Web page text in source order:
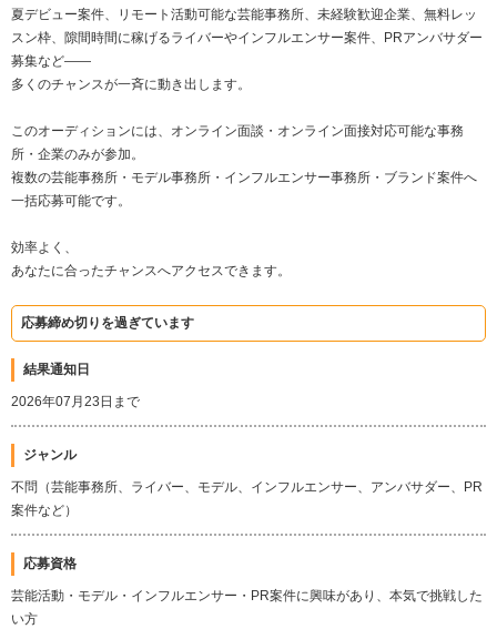
夏デビュー案件、リモート活動可能な芸能事務所、未経験歓迎企業、無料レッ
スン枠、隙間時間に稼げるライバーやインフルエンサー案件、PRアンバサダー
募集など——
多くのチャンスが一斉に動き出します。
このオーディションには、オンライン面談・オンライン面接対応可能な事務
所・企業のみが参加。
複数の芸能事務所・モデル事務所・インフルエンサー事務所・ブランド案件へ
一括応募可能です。
効率よく、
あなたに合ったチャンスへアクセスできます。
応募締め切りを過ぎています
結果通知日
2026年07月23日まで
ジャンル
不問（芸能事務所、ライバー、モデル、インフルエンサー、アンバサダー、PR
案件など）
応募資格
芸能活動・モデル・インフルエンサー・PR案件に興味があり、本気で挑戦した
い方